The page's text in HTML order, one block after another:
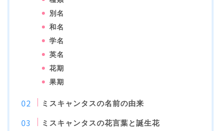
別名
和名
学名
英名
花期
果期
ミスキャンタスの名前の由来
ミスキャンタスの花言葉と誕生花